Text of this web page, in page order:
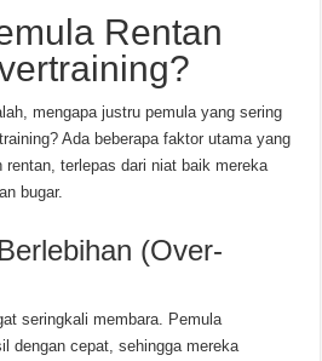
Rentan
mengapa justru pemula yang sering
Ada beberapa faktor utama yang
terlepas dari niat baik mereka
bugar.
(Over-
seringkali membara. Pemula
dengan cepat, sehingga mereka